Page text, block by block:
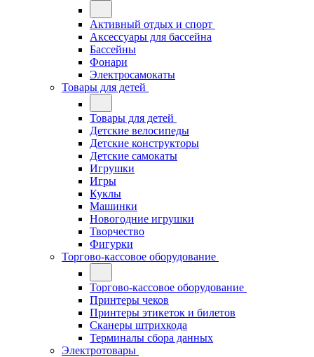
Активный отдых и спорт
Аксессуары для бассейна
Бассейны
Фонари
Электросамокаты
Товары для детей
Товары для детей
Детские велосипеды
Детские конструкторы
Детские самокаты
Игрушки
Игры
Куклы
Машинки
Новогодние игрушки
Творчество
Фигурки
Торгово-кассовое оборудование
Торгово-кассовое оборудование
Принтеры чеков
Принтеры этикеток и билетов
Сканеры штрихкода
Терминалы сбора данных
Электротовары